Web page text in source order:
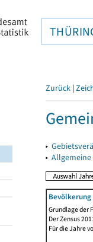
Zurück |
▸
▸
Grundlage der
Der Zensus
Für die Jahre